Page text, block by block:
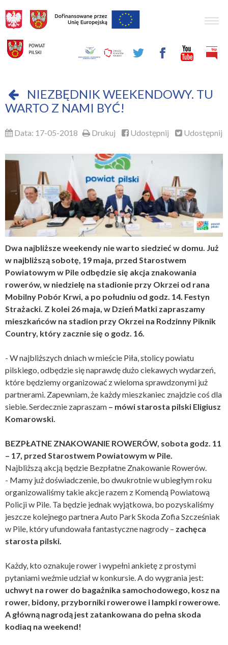
NIEZBĘDNIK WEEKENDOWY. TU
WARTO Z NAMI BYĆ!
Data: 17-05-2018 Drukuj Udostępnij Udostępnij
Dwa najbliższe weekendy nie warto siedzieć w domu. Już
w najbliższą sobotę, 19 maja, przed Starostwem
Powiatowym w Pile odbędzie się akcja znakowania
rowerów, w niedzielę na stadionie przy Okrzei od rana
Mobilny Pobór Krwi, a po południu od godz. 14. Festyn
Strażacki. Z kolei 26 maja, w Dzień Matki zapraszamy
mieszkańców na stadion przy Okrzei na Rodzinny Piknik
Country, który zacznie się o godz. 16.
- W najbliższych dniach w mieście Piła, stolicy powiatu
pilskiego, odbędzie się naprawdę dużo ciekawych wydarzeń,
które będziemy organizować z wieloma sprawdzonymi już
partnerami. Zapewniam, że każdy mieszkaniec znajdzie coś dla
siebie. Serdecznie zapraszam – mówi starosta pilski Eligiusz
Komarowski.
BEZPŁATNE ZNAKOWANIE ROWERÓW, sobota godz. 11
– 17, przed Starostwem Powiatowym w Pile.
Najbliższą akcją będzie Bezpłatne Znakowanie Rowerów.
- Mamy już doświadczenie, bo dwukrotnie w ubiegłym roku
organizowaliśmy takie akcje razem z Komendą Powiatową
Policji w Pile. Ta będzie jednak wyjątkowa, bo pozyskaliśmy
jeszcze kolejnego partnera Auto Park Skoda Zofia Szcześniak
w Pile, który ufundowała fantastyczne nagrody – zachęca
starosta pilski.
Każdy, kto oznakuje rower i wypełni ankietę z prostymi
pytaniami weźmie udział w konkursie. A do wygrania jest:
uchwyt na rower do bagażnika samochodowego, kosz na
rower, bidony, przyborniki rowerowe i lampki rowerowe.
A główną nagrodą jest zatankowana do pełna skoda
kodiaq na weekend!